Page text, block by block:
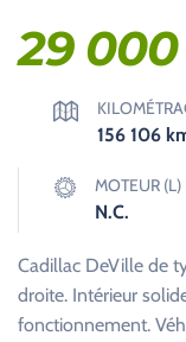
29 000
156 106
MOTEUR (L)
N.C.
Cadillac DeVille de
droite. Intérieur
fonctionnement.